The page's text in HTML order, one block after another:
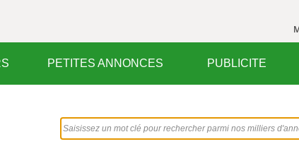
PETITES ANNONCES PUBLICITE